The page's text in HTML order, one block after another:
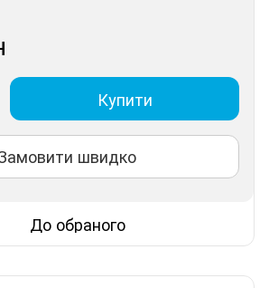
Купити
швидко
До обраного